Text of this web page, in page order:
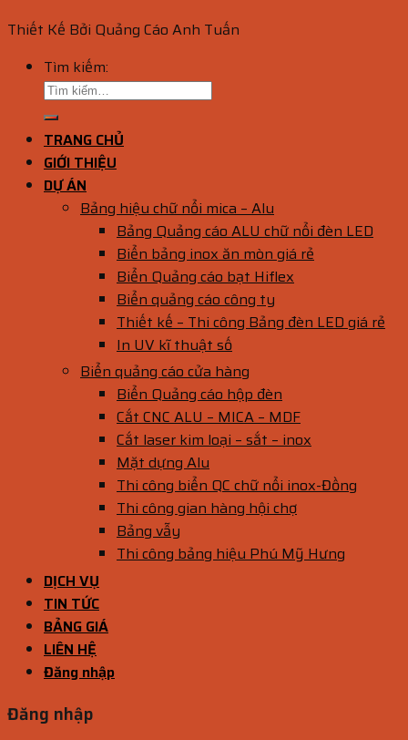
Thiết Kế Bởi Quảng Cáo Anh Tuấn
Tìm kiếm:
TRANG CHỦ
GIỚI THIỆU
DỰ ÁN
Bảng hiệu chữ nổi mica – Alu
Bảng Quảng cáo ALU chữ nổi đèn LED
Biển bảng inox ăn mòn giá rẻ
Biển Quảng cáo bạt Hiflex
Biển quảng cáo công ty
Thiết kế – Thi công Bảng đèn LED giá rẻ
In UV kĩ thuật số
Biển quảng cáo cửa hàng
Biển Quảng cáo hộp đèn
Cắt CNC ALU – MICA – MDF
Cắt laser kim loại – sắt – inox
Mặt dựng Alu
Thi công biển QC chữ nổi inox-Đồng
Thi công gian hàng hội chợ
Bảng vẫy
Thi công bảng hiệu Phú Mỹ Hưng
DỊCH VỤ
TIN TỨC
BẢNG GIÁ
LIÊN HỆ
Đăng nhập
Đăng nhập